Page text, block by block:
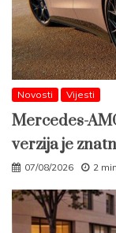
Novosti Vijesti
Mercedes-
verzija je
07/08/2026 2